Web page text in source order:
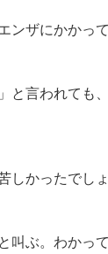
ンザにかかっ
と言われても
しかったでし
叫ぶ。わかっ